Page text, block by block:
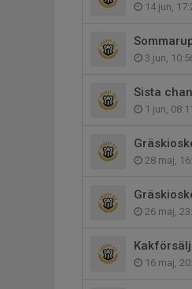
14 jun,
3 jun,
Sista
1 jun,
28 maj,
26 maj,
16 maj,